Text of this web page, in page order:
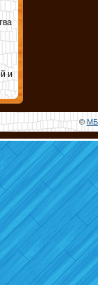
и
©